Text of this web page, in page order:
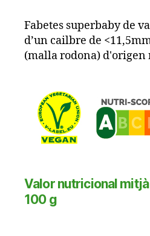
Fabetes superbaby de
d’un cailbre de
(malla rodona) d'origen
Valor nutricional
100 g